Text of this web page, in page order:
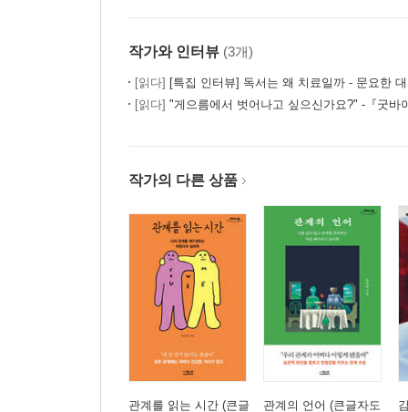
작가와 인터뷰 (3개)
[읽다] [특집 인터뷰] 독서는 왜 치료일까 - 문요한
[읽다] "게으름에서 벗어나고 싶으신가요?" -『굿바이,
작가의 다른 상품
관계를 읽는 시간 (큰글
관계의 언어 (큰글자도